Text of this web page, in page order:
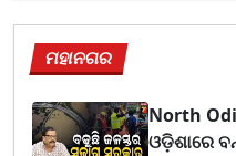
ମହାନଗର
North
ଓଡ଼ିଶାରେ